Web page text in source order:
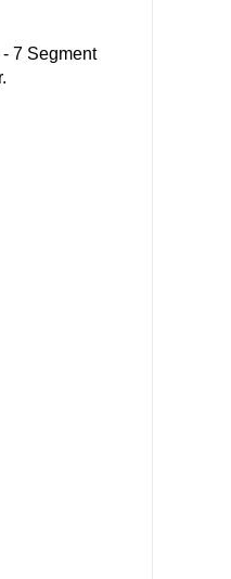
7 Segment